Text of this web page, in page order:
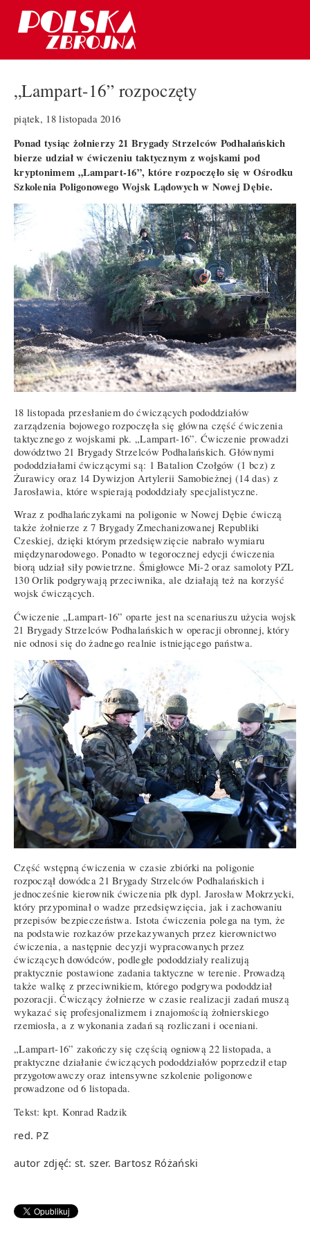
„Lampart-16” rozpoczęty
piątek, 18 listopada 2016
Ponad tysiąc żołnierzy 21 Brygady Strzelców Podhalańskich
bierze udział w ćwiczeniu taktycznym z wojskami pod
kryptonimem „Lampart-16”, które rozpoczęło się w Ośrodku
Szkolenia Poligonowego Wojsk Lądowych w Nowej Dębie.
18 listopada przesłaniem do ćwiczących pododdziałów
zarządzenia bojowego rozpoczęła się główna część ćwiczenia
taktycznego z wojskami pk. „Lampart-16”. Ćwiczenie prowadzi
dowództwo 21 Brygady Strzelców Podhalańskich. Głównymi
pododdziałami ćwiczącymi są: 1 Batalion Czołgów (1 bcz) z
Żurawicy oraz 14 Dywizjon Artylerii Samobieżnej (14 das) z
Jarosławia, które wspierają pododdziały specjalistyczne.
Wraz z podhalańczykami na poligonie w Nowej Dębie ćwiczą
także żołnierze z 7 Brygady Zmechanizowanej Republiki
Czeskiej, dzięki którym przedsięwzięcie nabrało wymiaru
międzynarodowego. Ponadto w tegorocznej edycji ćwiczenia
biorą udział siły powietrzne. Śmigłowce Mi-2 oraz samoloty PZL
130 Orlik podgrywają przeciwnika, ale działają też na korzyść
wojsk ćwiczących.
Ćwiczenie „Lampart-16” oparte jest na scenariuszu użycia wojsk
21 Brygady Strzelców Podhalańskich w operacji obronnej, który
nie odnosi się do żadnego realnie istniejącego państwa.
Część wstępną ćwiczenia w czasie zbiórki na poligonie
rozpoczął dowódca 21 Brygady Strzelców Podhalańskich i
jednocześnie kierownik ćwiczenia płk dypl. Jarosław Mokrzycki,
który przypominał o wadze przedsięwzięcia, jak i zachowaniu
przepisów bezpieczeństwa. Istota ćwiczenia polega na tym, że
na podstawie rozkazów przekazywanych przez kierownictwo
ćwiczenia, a następnie decyzji wypracowanych przez
ćwiczących dowódców, podległe pododdziały realizują
praktycznie postawione zadania taktyczne w terenie. Prowadzą
także walkę z przeciwnikiem, którego podgrywa pododdział
pozoracji. Ćwiczący żołnierze w czasie realizacji zadań muszą
wykazać się profesjonalizmem i znajomością żołnierskiego
rzemiosła, a z wykonania zadań są rozliczani i oceniani.
„Lampart-16” zakończy się częścią ogniową 22 listopada, a
praktyczne działanie ćwiczących pododdziałów poprzedził etap
przygotowawczy oraz intensywne szkolenie poligonowe
prowadzone od 6 listopada.
Tekst: kpt. Konrad Radzik
red. PZ
autor zdjęć: st. szer. Bartosz Różański